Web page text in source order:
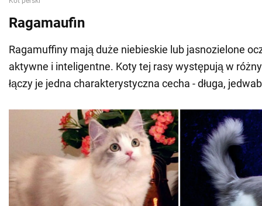
Ragamaufin
Ragamuffiny mają duże niebieskie lub jasnozielone
aktywne i inteligentne. Koty tej rasy występują w
łączy je jedna charakterystyczna cecha - długa,